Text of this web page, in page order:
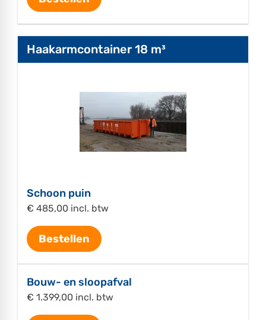
Haakarmcontainer 18 m³
Schoon puin
€ 485,00 incl. btw
Bestellen
Bouw- en sloopafval
€ 1.399,00 incl. btw